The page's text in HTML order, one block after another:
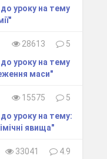
уроку на тему
28613
5
уроку на тему
маси"
15575
5
уроку на тему:
явища"
33041
4.9